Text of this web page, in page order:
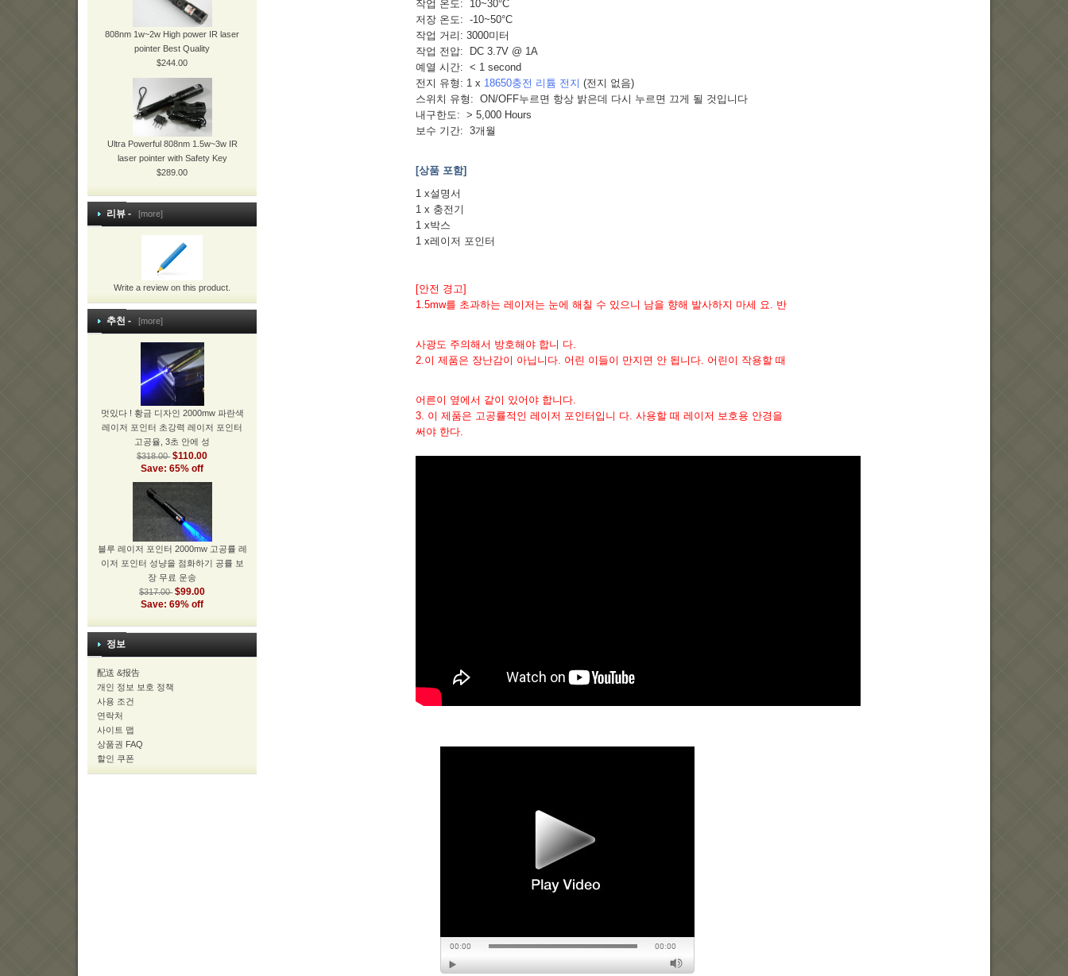
808nm 1w~2w High power IR laser
pointer Best Quality
$244.00
Ultra Powerful 808nm 1.5w~3w IR
laser pointer with Safety Key
$289.00
리뷰 - [more]
Write a review on this product.
추천 - [more]
멋있다 ! 황금 디자인 2000mw 파란색
레이저 포인터 초강력 레이저 포인터
고공율, 3초 안에 성
$318.00 $110.00
Save: 65% off
블루 레이저 포인터 2000mw 고공률 레
이저 포인터 성냥을 점화하기 공률 보
장 무료 운송
$317.00 $99.00
Save: 69% off
정보
配送 &报告
개인 정보 보호 정책
사용 조건
연락처
사이트 맵
상품권 FAQ
할인 쿠폰
작업 온도: 10~30°C
저장 온도: -10~50°C
작업 거리: 3000미터
작업 전압: DC 3.7V @ 1A
예열 시간: < 1 second
전지 유형: 1 x 18650충전 리튬 전지 (전지 없음)
스위치 유형: ON/OFF누르면 항상 밝은데 다시 누르면 끄게 될 것입니다
내구한도: > 5,000 Hours
보수 기간: 3개월
[상품 포함]
1 x설명서
1 x 충전기
1 x박스
1 x레이저 포인터
[안전 경고]
1. 5mw를 초과하는 레이저는 눈에 해칠 수 있으니 남을 향해 발사하지 마세 요. 반
사광도 주의해서 방호해야 합니 다.
2. 이 제품은 장난감이 아닙니다. 어린 이들이 만지면 안 됩니다. 어린이 작용할 때
어른이 옆에서 같이 있어야 합니다.
3. 이 제품은 고공률적인 레이저 포인터입니 다. 사용할 때 레이저 보호용 안경을
써야 한다.